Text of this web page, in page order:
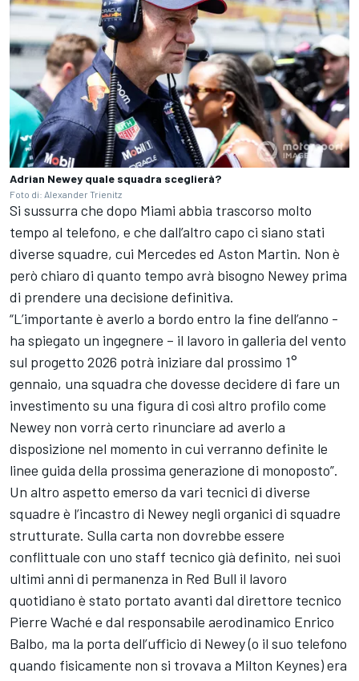
Adrian Newey quale squadra sceglierà?
Foto di: Alexander Trienitz
Si sussurra che dopo Miami abbia trascorso molto
tempo al telefono, e che dall’altro capo ci siano stati
diverse squadre, cui Mercedes ed Aston Martin. Non è
però chiaro di quanto tempo avrà bisogno Newey prima
di prendere una decisione definitiva.
“L’importante è averlo a bordo entro la fine dell’anno -
ha spiegato un ingegnere – il lavoro in galleria del vento
sul progetto 2026 potrà iniziare dal prossimo 1°
gennaio, una squadra che dovesse decidere di fare un
investimento su una figura di così altro profilo come
Newey non vorrà certo rinunciare ad averlo a
disposizione nel momento in cui verranno definite le
linee guida della prossima generazione di monoposto”.
Un altro aspetto emerso da vari tecnici di diverse
squadre è l’incastro di Newey negli organici di squadre
strutturate. Sulla carta non dovrebbe essere
conflittuale con uno staff tecnico già definito, nei suoi
ultimi anni di permanenza in Red Bull il lavoro
quotidiano è stato portato avanti dal direttore tecnico
Pierre Waché e dal responsabile aerodinamico Enrico
Balbo, ma la porta dell’ufficio di Newey (o il suo telefono
quando fisicamente non si trovava a Milton Keynes) era